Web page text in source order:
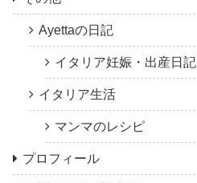
Ayettaの日記
イタリア妊娠・出産日記
イタリア生活
マンマのレシピ
プロフィール